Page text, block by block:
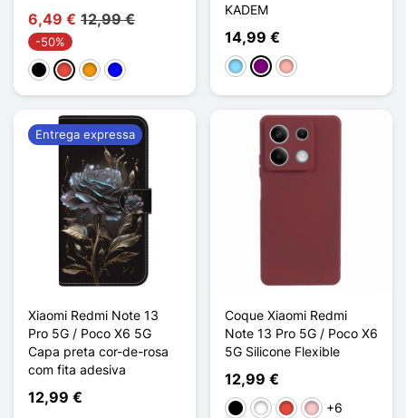
6,49 € 12,99 €
-50%
PretoVermelho
Laranja
Azul
KADEM
14,99 €
Azul Claro
PúrpuraOuro rosa
Xiaomi Redmi Note 13
Pro 5G / Poco X6 5G
Capa preta cor-de-rosa
com fita adesiva
12,99 €
Entrega expressa
Coque Xiaomi Redmi
Note 13 Pro 5G / Poco X6
5G Silicone Flexible
12,99 €
PretoBrancoVermelho
Rosa+6